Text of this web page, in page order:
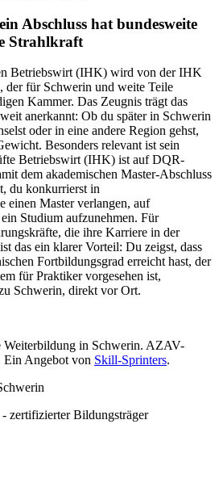
Abschluss hat bundesweite
Strahlkraft
Betriebswirt (IHK) wird von der IHK
der für Schwerin und weite Teile
Kammer. Das Zeugnis trägt das
anerkannt: Ob du später in Schwerin
oder in eine andere Region gehst,
Besonders relevant ist sein
Betriebswirt (IHK) ist auf DQR-
dem akademischen Master-Abschluss
du konkurrierst in
einen Master verlangen, auf
Studium aufzunehmen. Für
die ihre Karriere in der
das ein klarer Vorteil: Du zeigst, dass
Fortbildungsgrad erreicht hast, der
für Praktiker vorgesehen ist,
Schwerin, direkt vor Ort.
Weiterbildung in Schwerin. AZAV-
Angebot von Skill-Sprinters.